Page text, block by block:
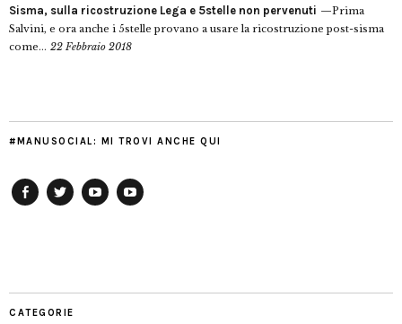
Sisma, sulla ricostruzione Lega e 5stelle non pervenuti
Prima
Salvini, e ora anche i 5stelle provano a usare la ricostruzione post-sisma
come... 22 Febbraio 2018
#MANUSOCIAL: MI TROVI ANCHE QUI
CATEGORIE